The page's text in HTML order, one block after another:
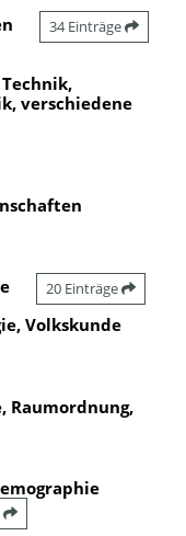
34 Einträge
verschiedene
20 Einträge
Volkskunde
Raumordnung,